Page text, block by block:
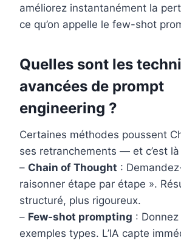
améliorez instantanément la
ce qu’on appelle le few-shot
Quelles sont les
avancées de prompt
engineering ?
Certaines méthodes poussent
ses retranchements — et c’est là
– Chain of Thought :
raisonner étape par étape ».
structuré, plus rigoureux.
– Few-shot prompting :
exemples types. L’IA capte